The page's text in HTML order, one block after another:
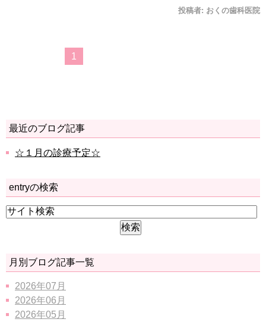
投稿者: おくの歯科医院
1
最近のブログ記事
☆１月の診療予定☆
entryの検索
月別ブログ記事一覧
2026年07月
2026年06月
2026年05月